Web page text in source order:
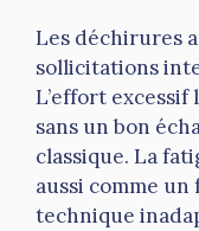
Les déchirures
sollicitations
L’effort excessif
sans un bon
classique. La
aussi comme
technique